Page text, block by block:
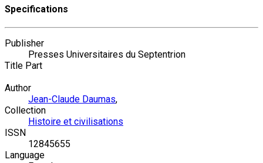
Specifications
Publisher
Presses Universitaires du Septentrion
Title Part
Author
Jean-Claude Daumas,
Collection
Histoire et civilisations
ISSN
12845655
Language